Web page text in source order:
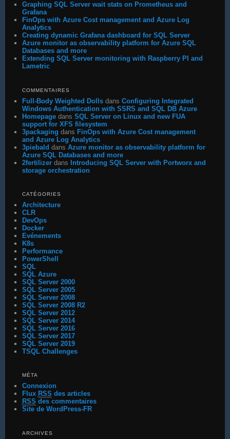
Graphing SQL Server wait stats on Prometheus and
Grafana
FinOps with Azure Cost management and Azure Log
Analytics
Creating dynamic Grafana dashboard for SQL Server
Azure monitor as observability platform for Azure SQL
Databases and more
Extending SQL Server monitoring with Raspberry PI and
Lametric
COMMENTAIRES
Full-Body Weighted Dollsdans Configuring Integrated
Windows Authentication with SSRS and SQL DB Azure
Homepagedans SQL Server on Linux and new FUA
support for XFS filesystem
3packaging dans FinOps with Azure Cost management
and Azure Log Analytics
3piebald dans Azure monitor as observability platform for
Azure SQL Databases and more
2fertilizerdans Introducing SQL Server with Portworx and
storage orchestration
CATÉGORIES
Architecture
CLR
DevOps
Docker
Evénements
K8s
Performance
PowerShell
SQL
SQL Azure
SQL Server 2000
SQL Server 2005
SQL Server 2008
SQL Server 2008 R2
SQL Server 2012
SQL Server 2014
SQL Server 2016
SQL Server 2017
SQL Server 2019
TSQL Challenges
MÉTA
Connexion
Flux RSS des articles
RSS des commentaires
Site de WordPress-FR
ARCHIVES